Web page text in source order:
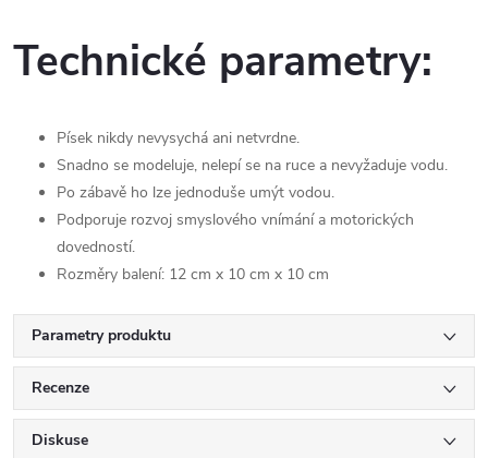
Technické parametry:
Písek nikdy nevysychá ani netvrdne.
Snadno se modeluje, nelepí se na ruce a nevyžaduje vodu.
Po zábavě ho lze jednoduše umýt vodou.
Podporuje rozvoj smyslového vnímání a motorických
dovedností.
Rozměry balení: 12 cm x 10 cm x 10 cm
Parametry produktu
Recenze
Diskuse